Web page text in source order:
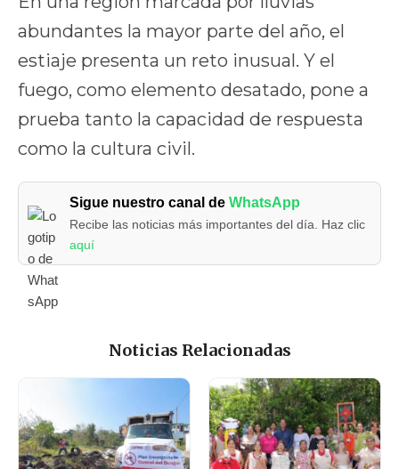
abundantes la mayor parte del año, el
estiaje presenta un reto inusual. Y el
fuego, como elemento desatado, pone a
prueba tanto la capacidad de respuesta
como la cultura civil.
Sigue nuestro canal deWhatsApp
Recibe las noticias más importantes del día. Haz clic
aquí
Noticias Relacionadas